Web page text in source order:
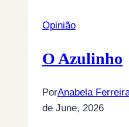
Opinião
O Azulinho
PorAnabela
de June, 2026